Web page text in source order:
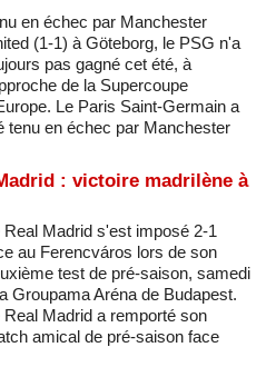
en échec par Manchester
(1-1) à Göteborg, le PSG n'a
pas gagné cet été, à
de la Supercoupe
Le Paris Saint-Germain a
tenu en échec par Manchester
: victoire madrilène à
Real Madrid s'est imposé 2-1
au Ferencváros lors de son
test de pré-saison, samedi
Groupama Aréna de Budapest.
Real Madrid a remporté son
amical de pré-saison face